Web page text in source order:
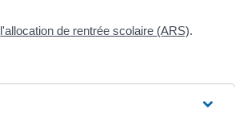
l'allocation de rentrée scolaire (ARS).